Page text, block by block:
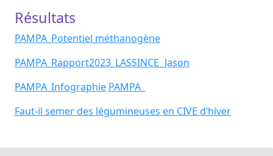
Résultats
PAMPA_Potentiel méthanogène
PAMPA_Rapport2023_LASSINCE_Jason
PAMPA_Infographie PAMPA_
Faut-il semer des légumineuses en CIVE d’hiver